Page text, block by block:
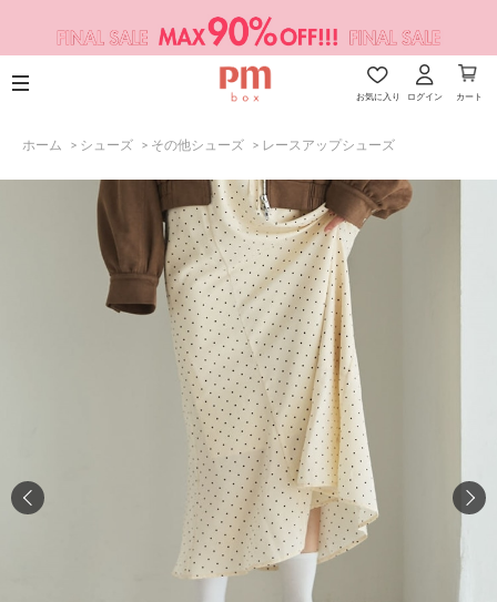
お気に入り ログイン カート
ホーム > シューズ > その他シューズ > レースアップシューズ